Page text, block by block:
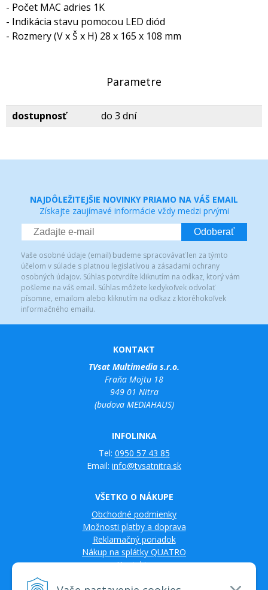
- Počet MAC adries 1K
- Indikácia stavu pomocou LED diód
- Rozmery (V x Š x H) 28 x 165 x 108 mm
Parametre
dostupnosť do 3 dní
NAJDÔLEŽITEJŠIE NOVINKY PRIAMO NA VÁŠ EMAIL
Získajte zaujímavé informácie vždy medzi prvými
Odoberať
Vaše osobné údaje (email) budeme spracovávať len za týmto
účelom v súlade s platnou legislatívou a zásadami ochrany
osobných údajov. Súhlas potvrdíte kliknutím na odkaz, ktorý vám
pošleme na váš email. Súhlas môžete kedykoľvek odvolať
písomne, emailom alebo kliknutím na odkaz z ktoréhokoľvek
informačného emailu.
KONTAKT
TVsat Multimedia s.r.o.
Fraňa Mojtu 18
949 01 Nitra
(budova MEDIAHAUS)
INFOLINKA
Tel: 0950 57 43 85
Email: info@tvsatnitra.sk
VŠETKO O NÁKUPE
Obchodné podmienky
Možnosti platby a doprava
Reklamačný poriadok
Nákup na splátky QUATRO
Kontakty